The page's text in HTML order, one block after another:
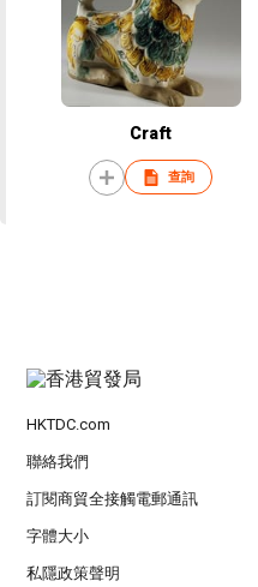
Craft
查詢
HKTDC.com
聯絡我們
訂閱商貿全接觸電郵通訊
字體大小
私隱政策聲明